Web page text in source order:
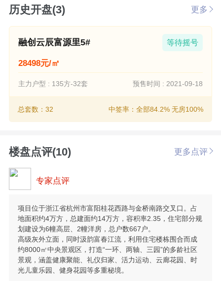
历史开盘(3) 更多
融创云辰富源里5# 等待摇号
28498元/㎡
主力户型 : 135方-32套 预售时间 : 2021-09-18
总套数：32 中签率：全部84.2% 无房100%
楼盘点评(10) 更多点评
专家点评
项目位于浙江省杭州市富阳桂花西路与金桥南路交叉口。占
地面积约4万方，总建面约14万方，容积率2.35，住宅部分规
划建设为6幢高层、2幢洋房，总户数667户。
高级灰外立面，同时汲韵富春江流，利用住宅楼栋围合而成
约8000㎡中央景观区，打造“一环、两轴、三园”的多龄社区
景观，涵盖健康聚能、礼仪归家、活力运动、云廊花园、时
光儿童乐园、健身花园等多重秘境。